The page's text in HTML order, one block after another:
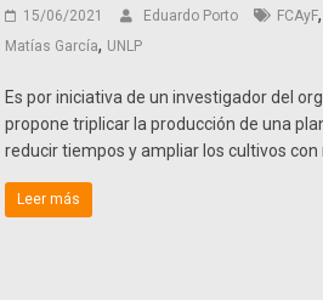
15/06/2021 Eduardo Porto FCAyF,
Matías García, UNLP
Es por iniciativa de un investigador del
propone triplicar la producción de una
reducir tiempos y ampliar los cultivos con
Leer más